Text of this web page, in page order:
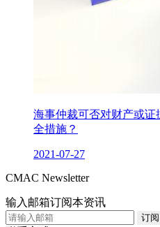
海事仲裁可否对财产或
全措施？
2021-07-27
CMAC Newsletter
输入邮箱订阅本资讯